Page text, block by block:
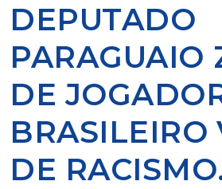
DEPUTADO
PARAGUAIO
DE
BRASILEIRO
DE